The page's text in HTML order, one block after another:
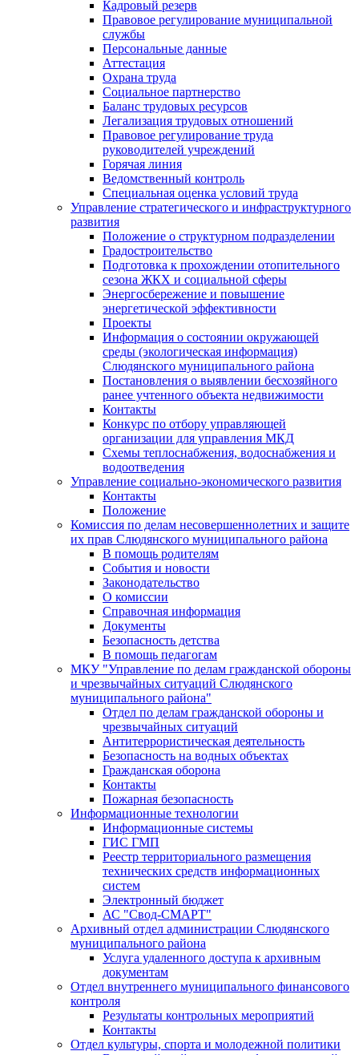
Кадровый резерв
Правовое регулирование муниципальной
службы
Персональные данные
Аттестация
Охрана труда
Социальное партнерство
Баланс трудовых ресурсов
Легализация трудовых отношений
Правовое регулирование труда
руководителей учреждений
Горячая линия
Ведомственный контроль
Специальная оценка условий труда
Управление стратегического и инфраструктурного
развития
Положение о структурном подразделении
Градостроительство
Подготовка к прохождении отопительного
сезона ЖКХ и социальной сферы
Энергосбережение и повышение
энергетической эффективности
Проекты
Информация о состоянии окружающей
среды (экологическая информация)
Слюдянского муниципального района
Постановления о выявлении бесхозяйного
ранее учтенного объекта недвижимости
Контакты
Конкурс по отбору управляющей
организации для управления МКД
Схемы теплоснабжения, водоснабжения и
водоотведения
Управление социально-экономического развития
Контакты
Положение
Комиссия по делам несовершеннолетних и защите
их прав Слюдянского муниципального района
В помощь родителям
События и новости
Законодательство
О комиссии
Справочная информация
Документы
Безопасность детства
В помощь педагогам
МКУ "Управление по делам гражданской обороны
и чрезвычайных ситуаций Слюдянского
муниципального района"
Отдел по делам гражданской обороны и
чрезвычайных ситуаций
Антитеррористическая деятельность
Безопасность на водных объектах
Гражданская оборона
Контакты
Пожарная безопасность
Информационные технологии
Информационные системы
ГИС ГМП
Реестр территориального размещения
технических средств информационных
систем
Электронный бюджет
АС "Свод-СМАРТ"
Архивный отдел администрации Слюдянского
муниципального района
Услуга удаленного доступа к архивным
документам
Отдел внутреннего муниципального финансового
контроля
Результаты контрольных мероприятий
Контакты
Отдел культуры, спорта и молодежной политики